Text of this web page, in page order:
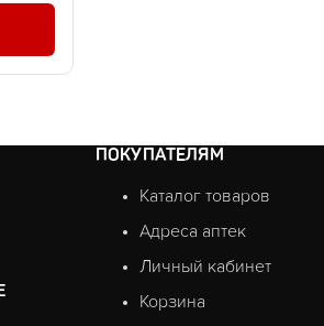
ПОКУПАТЕЛЯМ
Каталог товаров
Адреса аптек
Личный кабинет
Корзина